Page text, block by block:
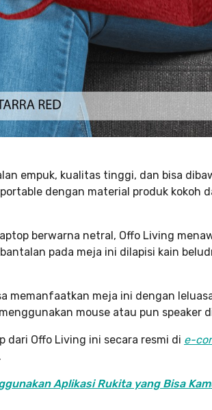
empuk, kualitas tinggi, dan bisa
dengan material produk kokoh
berwarna netral, Offo Living
pada meja ini dilapisi kain
memanfaatkan meja ini dengan
mouse atau pun speaker
dari Offo Living ini secara resmi di e-
Aplikasi Rukita yang Bisa